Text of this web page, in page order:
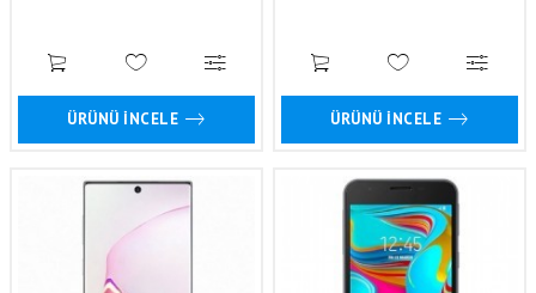
ÜRÜNÜ İNCELE ÜRÜNÜ İNCELE